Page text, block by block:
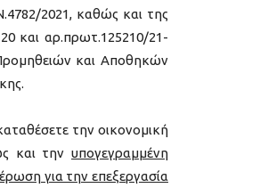
2021, καθώς και της
και αρ.πρωτ.125210/21-
και Αποθηκών
την οικονομική
και την υπογεγραμμένη
για την επεξεργασία